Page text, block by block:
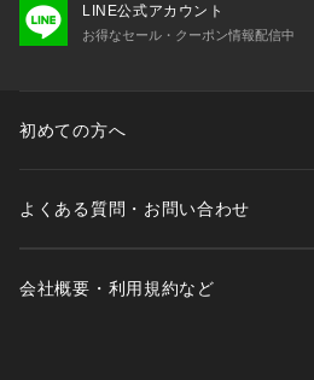
LINE公式アカウント
お得なセール・クーポン情報配信中
初めての方へ
よくある質問・お問い合わせ
会社概要・利用規約など